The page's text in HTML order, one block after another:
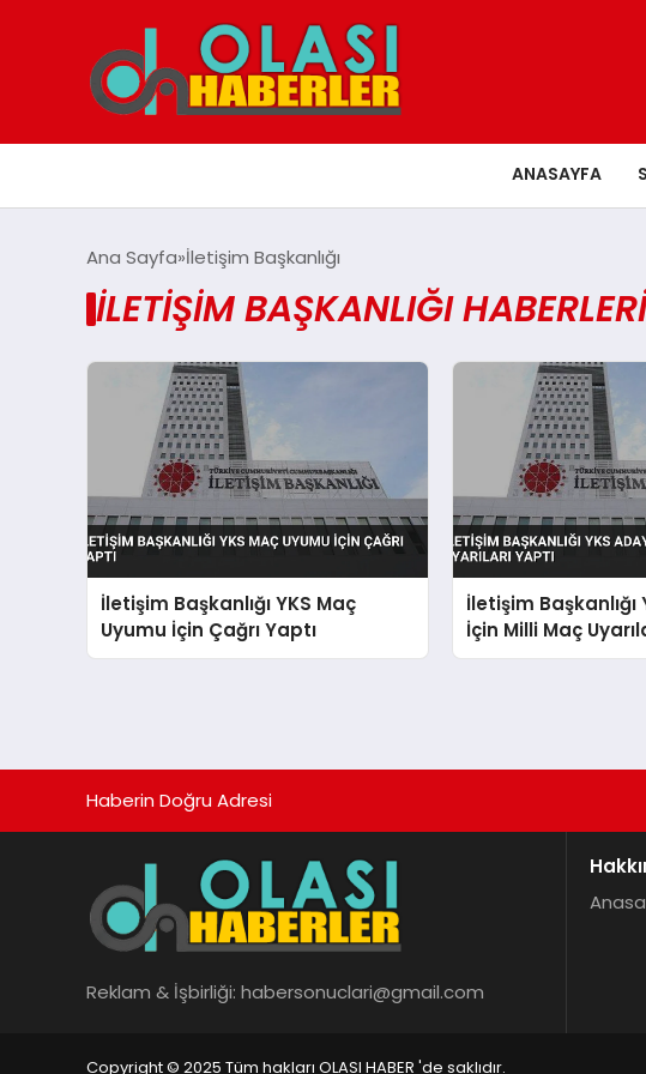
ANASAYFA
Ana Sayfa İletişim Başkanlığı
İLETIŞIM BAŞKANLIĞI HABERLERI
İletişim Başkanlığı YKS Maç
Uyumu İçin Çağrı Yaptı
İletişim Başkanlığı
İçin Milli Maç
Haberin Doğru Adresi
Reklam & İşbirliği: habersonuclari@gmail.com
Copyright © 2025 Tüm hakları OLASI HABER 'de saklıdır.